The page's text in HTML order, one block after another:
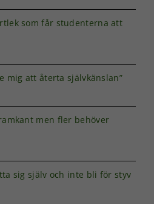
som får studenterna att
mig att återta självkänslan”
men fler behöver
sig själv och inte bli för styv